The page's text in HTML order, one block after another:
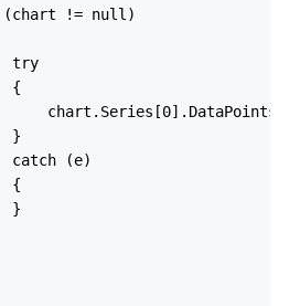
!= null)
try
{
}
catch (e)
{
}